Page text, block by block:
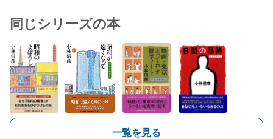
同じシリーズの本
一覧を見る